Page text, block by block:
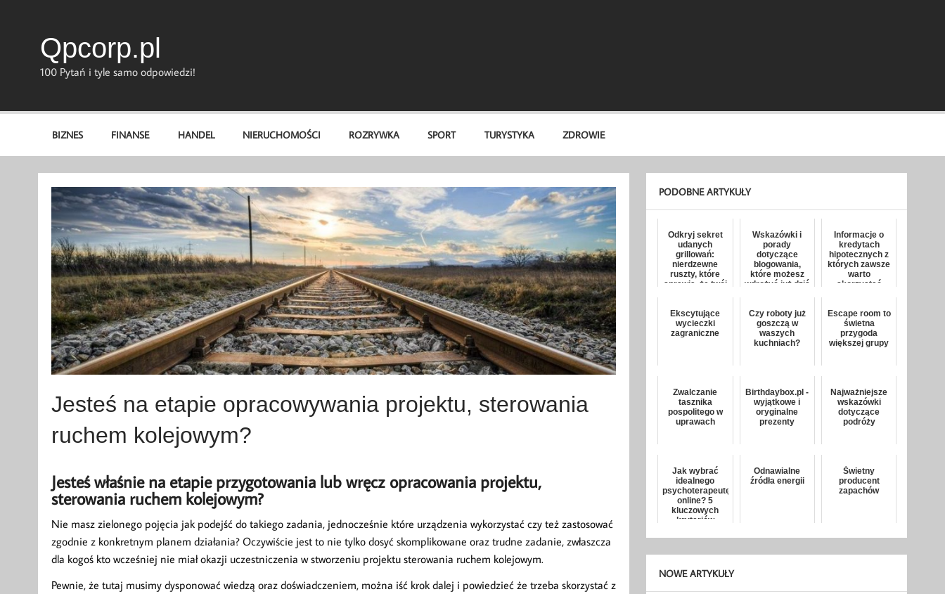
Qpcorp.pl
100 Pytań i tyle samo odpowiedzi!
BIZNES FINANSE HANDEL NIERUCHOMOŚCI ROZRYWKA SPORT TURYSTYKA ZDROWIE
Jesteś na etapie opracowywania projektu, sterowania
ruchem kolejowym?
Jesteś właśnie na etapie przygotowania lub wręcz opracowania projektu,
sterowania ruchem kolejowym?
Nie masz zielonego pojęcia jak podejść do takiego zadania, jednocześnie które urządzenia wykorzystać czy też zastosować
zgodnie z konkretnym planem działania? Oczywiście jest to nie tylko dosyć skomplikowane oraz trudne zadanie, zwłaszcza
dla kogoś kto wcześniej nie miał okazji uczestniczenia w stworzeniu projektu sterowania ruchem kolejowym.
Pewnie, że tutaj musimy dysponować wiedzą oraz doświadczeniem, można iść krok dalej i powiedzieć że trzeba skorzystać z
PODOBNE ARTYKUŁY
Odkryj sekret
udanych
grillowań:
nierdzewne
ruszty, które
sprawią, że twój
Wskazówki i
porady
dotyczące
blogowania,
które możesz
wdrożyć już dziś
Informacje o
kredytach
hipotecznych z
których zawsze
warto
skorzystać
Ekscytujące
wycieczki
zagraniczne
Czy roboty już
goszczą w
waszych
kuchniach?
Escape room to
świetna
przygoda
większej grupy
Zwalczanie
tasznika
pospolitego w
uprawach
Birthdaybox.pl -
wyjątkowe i
oryginalne
prezenty
Najważniejsze
wskazówki
dotyczące
podróży
Jak wybrać
idealnego
psychoterapeutę
online? 5
kluczowych
kryteriów
Odnawialne
źródła energii
Świetny
producent
zapachów
NOWE ARTYKUŁY